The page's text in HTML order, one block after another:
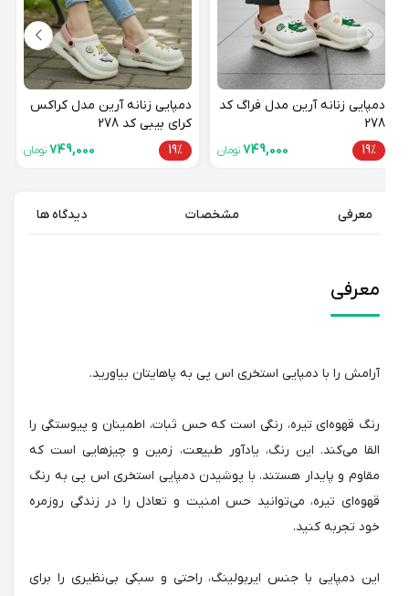
دمپایی زنانه آرین مدل فراگ کد
749,000تومان
دمپایی زنانه آرین مدل کراکس
کرای بیبی کد 278
749,000تومان
معرفی مشخصات دیدگاه ها
معرفی
آرامش را با دمپایی استخری اس پی به پاهایتان بیاورید.
رنگ قهوه‌ای تیره، رنگی است که حس ثبات، اطمینان و پیوستگی را
القا می‌کند. این رنگ، یادآور طبیعت، زمین و چیزهایی است که
مقاوم و پایدار هستند. با پوشیدن دمپایی استخری اس پی به رنگ
قهوه‌ای تیره، می‌توانید حس امنیت و تعادل را در زندگی روزمره
خود تجربه کنید.
این دمپایی با جنس ایربولینگ، راحتی و سبکی بی‌نظیری را برای